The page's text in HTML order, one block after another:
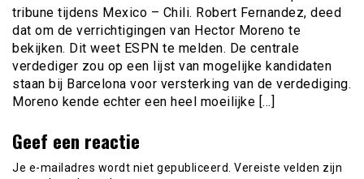
tribune tijdens Mexico – Chili. Robert Fernandez, deed
dat om de verrichtigingen van Hector Moreno te
bekijken. Dit weet ESPN te melden. De centrale
verdediger zou op een lijst van mogelijke kandidaten
staan bij Barcelona voor versterking van de verdediging.
Moreno kende echter een heel moeilijke […]
Geef een reactie
Je e-mailadres wordt niet gepubliceerd. Vereiste velden zijn